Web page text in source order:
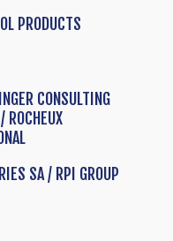
PRODUCTS
CONSULTING
ROCHEUX
SA / RPI GROUP